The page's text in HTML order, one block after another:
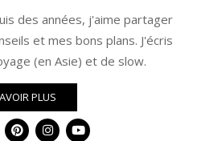
des années, j'aime partager
et mes bons plans. J'écris
(en Asie) et de slow.
PLUS